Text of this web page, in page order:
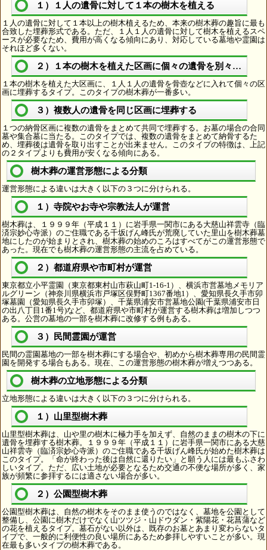
１）１人の遺骨に対して１本の樹木を植える
１人の遺骨に対して１本以上の樹木植えるため、本来の樹木葬の趣旨に最も
合致した埋葬形式である。ただ、１人１人の遺骨に対して樹木を植えるスペ
ースが必要なため、費用が高くなる傾向にあり、対応している墓地や霊園は
それほど多くない。
２）１本の樹木を植えた区画に個々の遺骨を別々に埋葬
１本の樹木を植えた大区画に、１人１人の遺骨を骨壺などに入れて個々の区
画に埋葬するタイプ。このタイプの樹木葬が一番多い。
３）複数人の遺骨を同じ区画に埋葬する
１つの納骨区画に複数の遺骨をまとめて共同で埋葬する。お墓の場合の合同
墓や集合墓に当たる。このタイプでは、複数の遺骨をまとめて納骨するた
め、埋葬後は遺骨を取り出すことが出来ません。このタイプの特徴は、上記
の２タイプよりも費用が安くなる傾向にある。
樹木葬の運営形態による分類
運営形態による違いは大きく以下の３つに分けられる。
１）寺院やお寺や宗教法人が運営
樹木葬は、１９９９年（平成１１）に岩手県一関市にある大慈山祥雲寺（臨
済宗妙心寺派）のご住職である千坂げん峰氏が荒廃していた里山を樹木葬墓
地にしたのが始まりとされ、樹木葬の始めのころはすべてがこの運営形態で
あった。現在でも樹木葬の運営形態の主流を占めている。
２）都道府県や市町村が運営
東京都立小平霊園（東京都東村山市萩山町1-16-1）、横浜市営墓地メモリア
ルグリーン（神奈川県横浜市戸塚区俣野町1367番地1）、愛知県長久手市卯
塚墓園（愛知県長久手市卯塚）、千葉県浦安市営墓地公園(千葉県浦安市日
の出八丁目1番1号)など、都道府県や市町村が運営する樹木葬は増加しつつ
ある。公営の墓地の一部を樹木葬に改修する例もある。
３）民間霊園が運営
民間の霊園墓地の一部を樹木葬にする場合や、初めから樹木葬専用の民間霊
園を開発する場合もある。現在、この運営形態の樹木葬が増えつつある。
樹木葬の立地形態による分類
立地形態による違いは大きく以下の３つに分けられる。
１）山里型樹木葬
山里型樹木葬は、山や里の樹木に極力手を加えず、自然のままの樹木の下に
遺骨を埋葬する樹木葬。１９９９年（平成１１）に岩手県一関市にある大慈
山祥雲寺（臨済宗妙心寺派）のご住職である千坂げん峰氏が始めた樹木葬は
このタイプ。「命が終わった後は自然に還りたい」と願う人には最もふさわ
しいタイプ。ただ、広い土地が必要となるため交通の不便な場所が多く、家
族が頻繁に参拝するには適さない場合が多い。
２）公園型樹木葬
公園型樹木葬は、自然の樹木をそのまま使うのではなく、墓地を公園として
整備し、公園に樹木だけでなく山ツツジ・山ドウダン・紫陽花・花菖蒲など
の花を植えるタイプ。墓石がない以外は、既存のお墓とあまり変わらないタ
イプで、一般的に利便性の良い場所にあるため参拝しやすいことが多い。現
在最も多いタイプの樹木葬である。